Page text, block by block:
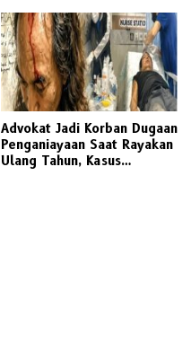
SDN 207
Advokat Jadi Korban Dugaan
Penganiayaan Saat Rayakan
Ulang Tahun, Kasus